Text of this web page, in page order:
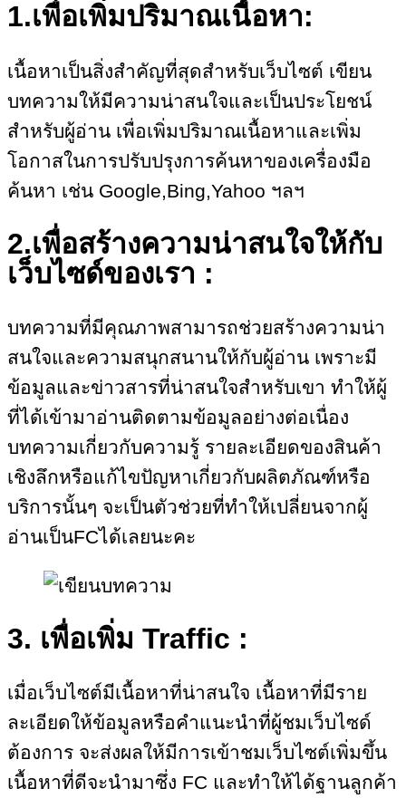
1.เพื่อเพิ่มปริมาณเนื้อหา:
เนื้อหาเป็นสิ่งสำคัญที่สุดสำหรับเว็บไซต์ เขียน
บทความให้มีความน่าสนใจและเป็นประโยชน์
สำหรับผู้อ่าน เพื่อเพิ่มปริมาณเนื้อหาและเพิ่ม
โอกาสในการปรับปรุงการค้นหาของเครื่องมือ
ค้นหา เช่น Google,Bing,Yahoo ฯลฯ
2.เพื่อสร้างความน่าสนใจให้กับ
เว็บไซด์ของเรา :
บทความที่มีคุณภาพสามารถช่วยสร้างความน่า
สนใจและความสนุกสนานให้กับผู้อ่าน เพราะมี
ข้อมูลและข่าวสารที่น่าสนใจสำหรับเขา ทำให้ผู้
ที่ได้เข้ามาอ่านติดตามข้อมูลอย่างต่อเนื่อง
บทความเกี่ยวกับความรู้ รายละเอียดของสินค้า
เชิงลึกหรือแก้ไขปัญหาเกี่ยวกับผลิตภัณฑ์หรือ
บริการนั้นๆ จะเป็นตัวช่วยที่ทำให้เปลี่ยนจากผู้
อ่านเป็นFCได้เลยนะคะ
3. เพื่อเพิ่ม Traffic :
เมื่อเว็บไซต์มีเนื้อหาที่น่าสนใจ เนื้อหาที่มีราย
ละเอียดให้ข้อมูลหรือคำแนะนำที่ผู้ชมเว็บไซด์
ต้องการ จะส่งผลให้มีการเข้าชมเว็บไซต์เพิ่มขึ้น
เนื้อหาที่ดีจะนำมาซึ่ง FC และทำให้ได้ฐานลูกค้า